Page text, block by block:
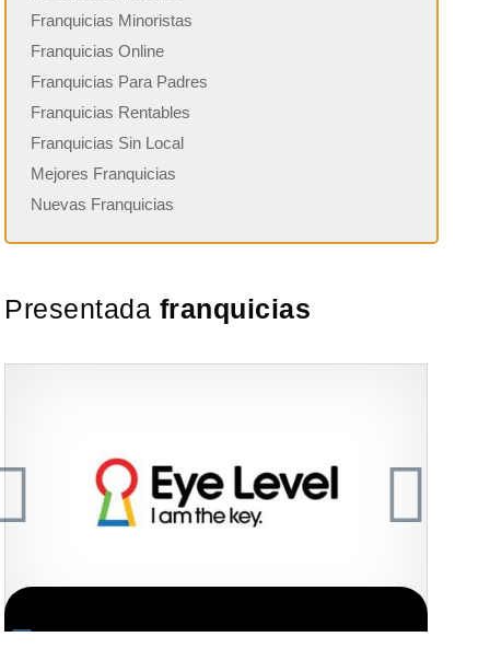
Franquicias Minoristas
Franquicias Online
Franquicias Para Padres
Franquicias Rentables
Franquicias Sin Local
Mejores Franquicias
Nuevas Franquicias
Presentada franquicias